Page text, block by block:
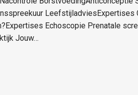
LeefstijladviesExpertises
Echoscopie Prenatale
Jouw…